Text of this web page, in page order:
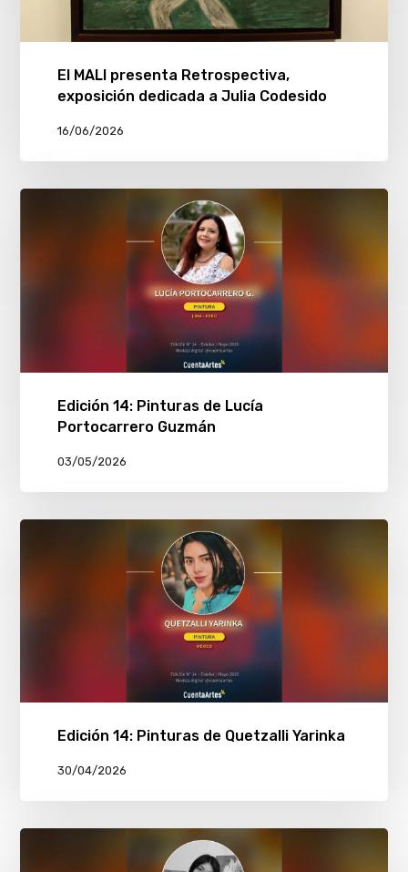
El MALI presenta Retrospectiva,
exposición dedicada a Julia Codesido
16/06/2026
Edición 14: Pinturas de Lucía
Portocarrero Guzmán
03/05/2026
Edición 14: Pinturas de Quetzalli Yarinka
30/04/2026